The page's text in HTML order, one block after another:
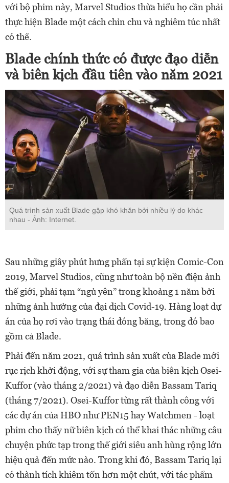
với bộ phim này, Marvel Studios thừa hiểu họ cần phải
thực hiện Blade một cách chỉn chu và nghiêm túc nhất
có thể.
Blade chính thức có được đạo diễn
và biên kịch đầu tiên vào năm 2021
Quá trình sản xuất Blade gặp khó khăn bởi nhiều lý do khác
nhau - Ảnh: Internet.
Sau những giây phút hưng phấn tại sự kiện Comic-Con
2019, Marvel Studios, cũng như toàn bộ nền điện ảnh
thế giới, phải tạm “ngủ yên” trong khoảng 1 năm bởi
những ảnh hưởng của đại dịch Covid-19. Hàng loạt dự
án của họ rơi vào trạng thái đóng băng, trong đó bao
gồm cả Blade.
Phải đến năm 2021, quá trình sản xuất của Blade mới
rục rịch khởi động, với sự tham gia của biên kịch Osei-
Kuffor (vào tháng 2/2021) và đạo diễn Bassam Tariq
(tháng 7/2021). Osei-Kuffor từng rất thành công với
các dự án của HBO như PEN15 hay Watchmen - loạt
phim cho thấy nữ biên kịch có thể khai thác những câu
chuyện phức tạp trong thế giới siêu anh hùng rộng lớn
hiệu quả đến mức nào. Trong khi đó, Bassam Tariq lại
có thành tích khiêm tốn hơn một chút, với tác phẩm